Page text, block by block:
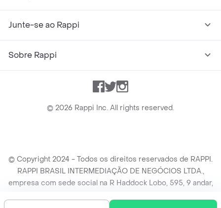
Junte-se ao Rappi
Sobre Rappi
Facebook
TwitterInstagram
© 2026 Rappi Inc. All rights reserved.
© Copyright 2024 - Todos os direitos reservados de RAPPI.
RAPPI BRASIL INTERMEDIAÇÃO DE NEGÓCIOS LTDA.,
empresa com sede social na R Haddock Lobo, 595, 9 andar,